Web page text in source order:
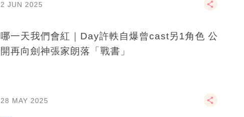
2 JUN 2025
哪一天我們會紅｜Day許軼自爆曾cast另1角色 公
開再向劍神張家朗落「戰書」
28 MAY 2025